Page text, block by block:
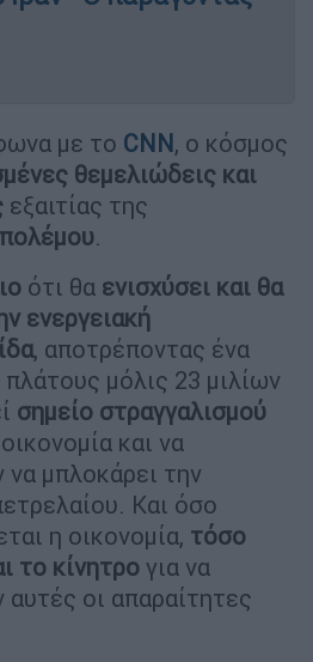
με το CNN, ο κόσμος
θεμελιώδεις και
εξαιτίας της
.
ότι θα ενισχύσει και θα
ενεργειακή
, αποτρέποντας ένα
μόλις 23 μιλίων
σημείο στραγγαλισμού
και να
να μπλοκάρει την
Και όσο
η οικονομία, τόσο
το κίνητρο για να
οι απαραίτητες